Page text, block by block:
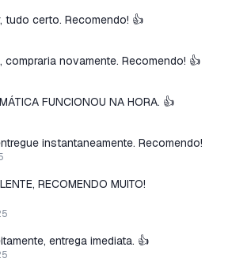
tudo certo. Recomendo! 👍
novamente. Recomendo! 👍
FUNCIONOU NA HORA. 👍
instantaneamente. Recomendo!
RECOMENDO MUITO!
entrega imediata. 👍